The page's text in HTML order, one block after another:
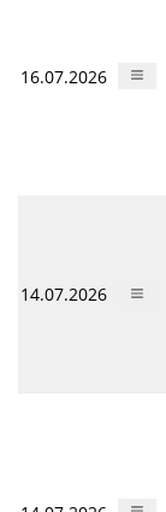
16.07.2026
14.07.2026